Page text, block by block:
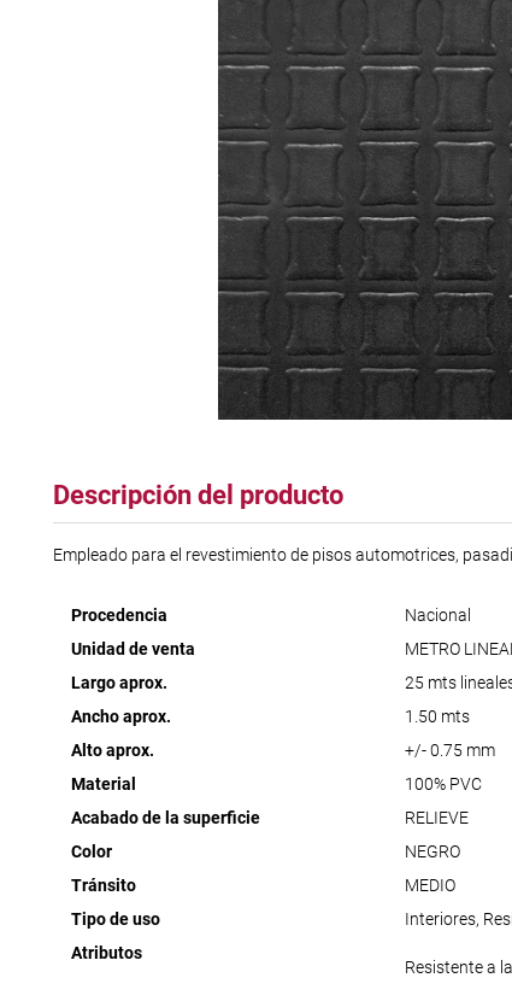
Descripción del producto
Empleado para el revestimiento de pisos automotrices,
Procedencia
Nacional
Unidad de venta
METRO
Largo aprox.
25 mts
Ancho aprox.
1.50 mts
Alto aprox.
+/- 0.75 mm
Material
100% PVC
Acabado de la superficie
RELIEVE
Color
NEGRO
Tránsito
MEDIO
Tipo de uso
Interiores,
Atributos
Resistente a
tapete